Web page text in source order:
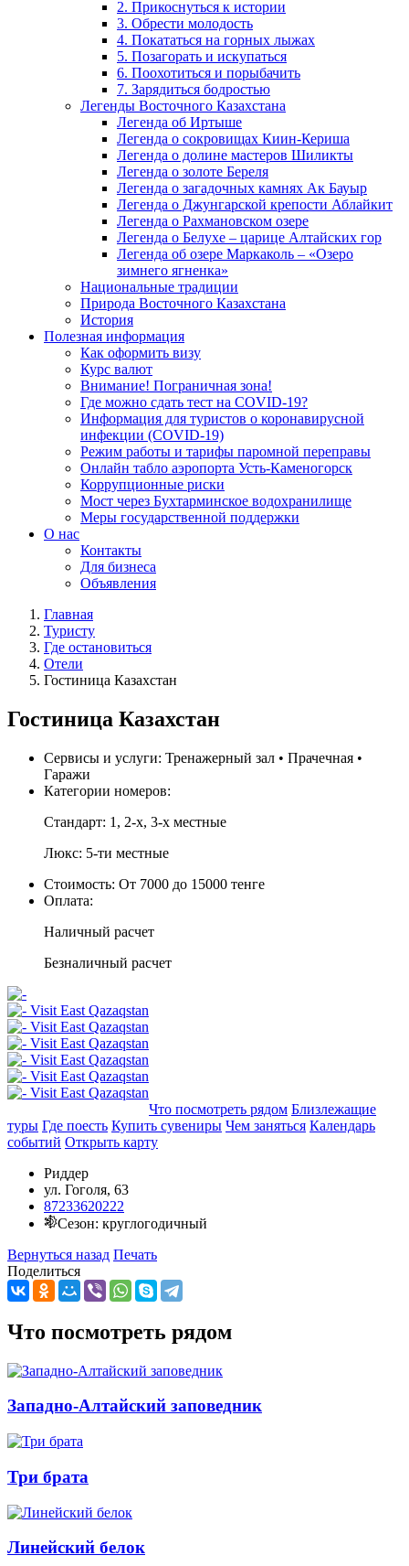
2. Прикоснуться к истории
3. Обрести молодость
4. Покататься на горных лыжах
5. Позагорать и искупаться
6. Поохотиться и порыбачить
7. Зарядиться бодростью
Легенды Восточного Казахстана
Легенда об Иртыше
Легенда о сокровищах Киин-Кериша
Легенда о долине мастеров Шиликты
Легенда о золоте Береля
Легенда о загадочных камнях Ак Бауыр
Легенда о Джунгарской крепости Аблайкит
Легенда о Рахмановском озере
Легенда о Белухе – царице Алтайских гор
Легенда об озере Маркаколь – «Озеро
зимнего ягненка»
Национальные традиции
Природа Восточного Казахстана
История
Полезная информация
Как оформить визу
Курс валют
Внимание! Пограничная зона!
Где можно сдать тест на COVID-19?
Информация для туристов о коронавирусной
инфекции (COVID-19)
Режим работы и тарифы паромной переправы
Онлайн табло аэропорта Усть-Каменогорск
Коррупционные риски
Мост через Бухтарминское водохранилище
Меры государственной поддержки
О нас
Контакты
Для бизнеса
Объявления
Главная
Туристу
Где остановиться
Отели
Гостиница Казахстан
Гостиница Казахстан
Сервисы и услуги: Тренажерный зал • Прачечная •
Гаражи
Категории номеров:
Стандарт: 1, 2-х, 3-х местные
Люкс: 5-ти местные
Стоимость: От 7000 до 15000 тенге
Оплата:
Наличный расчет
Безналичный расчет
Что посмотреть рядом Близлежащие
туры Где поесть Купить сувениры Чем заняться Календарь
событий Открыть карту
Риддер
ул. Гоголя, 63
87233620222
Сезон: круглогодичный
Вернуться назад Печать
Поделиться
Что посмотреть рядом
Западно-Алтайский заповедник
Три брата
Линейский белок